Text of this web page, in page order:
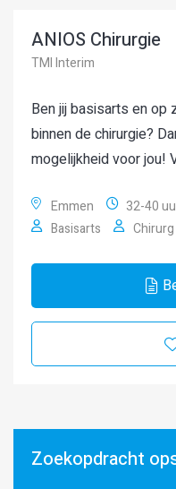
Zoekopdracht
ANIOS Chirurgie
TMI Interim
Ben jij basisarts en op
binnen de chirurgie?
mogelijkheid voor jou!
Emmen 32-40
Basisarts
Chirurg